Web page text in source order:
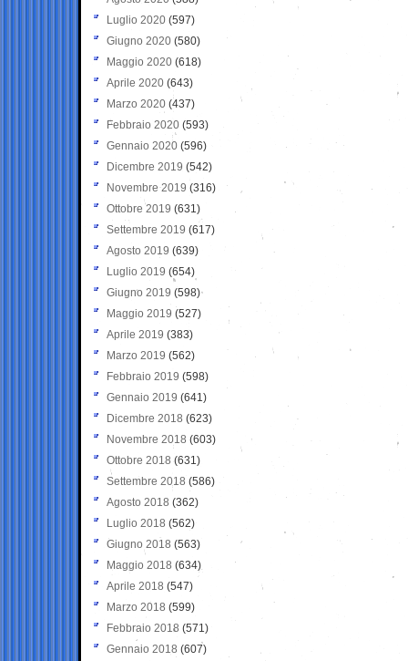
Luglio 2020 (597)
Giugno 2020 (580)
Maggio 2020 (618)
Aprile 2020 (643)
Marzo 2020 (437)
Febbraio 2020 (593)
Gennaio 2020 (596)
Dicembre 2019 (542)
Novembre 2019 (316)
Ottobre 2019 (631)
Settembre 2019 (617)
Agosto 2019 (639)
Luglio 2019 (654)
Giugno 2019 (598)
Maggio 2019 (527)
Aprile 2019 (383)
Marzo 2019 (562)
Febbraio 2019 (598)
Gennaio 2019 (641)
Dicembre 2018 (623)
Novembre 2018 (603)
Ottobre 2018 (631)
Settembre 2018 (586)
Agosto 2018 (362)
Luglio 2018 (562)
Giugno 2018 (563)
Maggio 2018 (634)
Aprile 2018 (547)
Marzo 2018 (599)
Febbraio 2018 (571)
Gennaio 2018 (607)